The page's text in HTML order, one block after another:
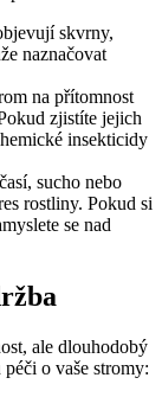
skvrny,
naznačovat
na přítomnost
zjistíte jejich
insekticidy
sucho nebo
rostliny. Pokud si
se nad
ale dlouhodobý
o vaše stromy: